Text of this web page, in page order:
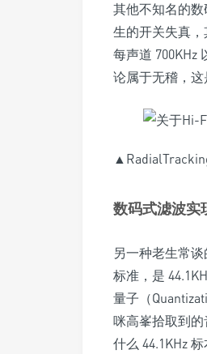
其他不知名的
生的开关失真
每声道 700KHz
论属于无稽，这
数码式滤波实
另一种老生常
标准，是
量子（
咪高峯拾取到
什么 44.1KHz